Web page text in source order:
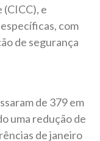
e
com
de segurança
de 379 em
uma redução de
de janeiro